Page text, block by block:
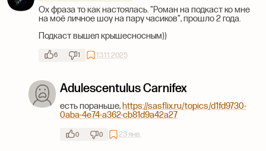
Ох фраза то как настоялась. "Роман на подкаст ко мне
на моё личное шоу на пару часиков", прошло 2 года.
Подкаст вышел крышесносным))
6 1 13.11.2025
Adulescentulus Carnifex
есть пораньше,https://sasflix.ru/topics/d1fd9730-
0aba-4e74-a362-cb81d9a42a27
0 0 23 янв.